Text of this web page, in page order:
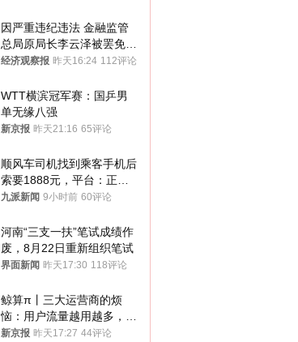
因严重违纪违法 金融监管
总局原局长李云泽被罢免全
国人大代表
经济观察报 昨天16:24 112评论
WTT横滨冠军赛：国乒男
单无缘八强
新京报 昨天21:16 65评论
顺风车司机找到乘客手机后
索要1888元，平台：正和
司机沟通协商
九派新闻 9小时前 60评论
河南“三支一扶”笔试成绩作
废，8月22日重新组织笔试
界面新闻 昨天17:30 118评论
鲸算π丨三大运营商的烦
恼：用户流量越用越多，收
入却越来越少
新京报 昨天17:27 44评论